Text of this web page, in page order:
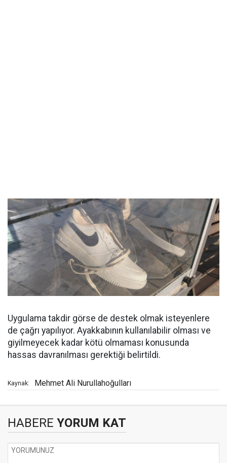
Uygulama takdir görse de destek olmak isteyenlere
de çağrı yapılıyor. Ayakkabının kullanılabilir olması ve
giyilmeyecek kadar kötü olmaması konusunda
hassas davranılması gerektiği belirtildi.
Kaynak: Mehmet Ali Nurullahoğulları
HABERE YORUM KAT